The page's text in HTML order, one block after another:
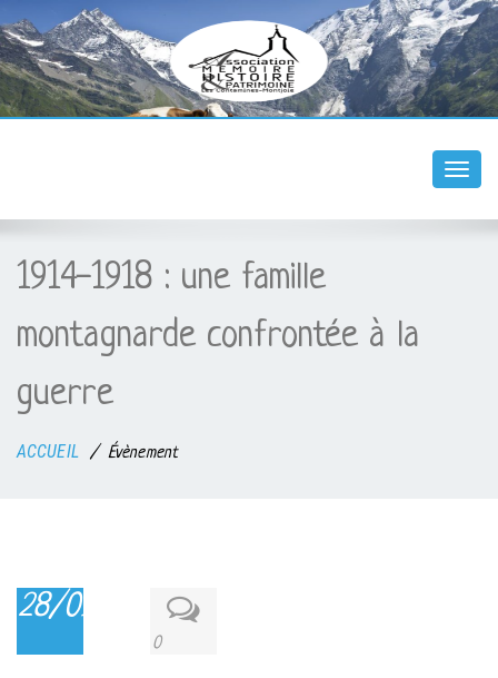
1914-1918 : une famille
montagnarde confrontée à la
guerre
ACCUEIL Évènement
28/09/2018
0